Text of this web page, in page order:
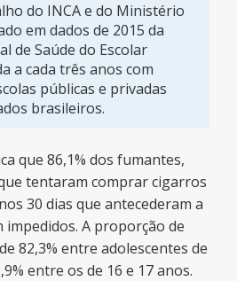
do INCA e do Ministério
em dados de 2015 da
de Saúde do Escolar
a cada três anos com
públicas e privadas
brasileiros.
que 86,1% dos fumantes,
tentaram comprar cigarros
30 dias que antecederam a
A proporção de
82,3% entre adolescentes de
entre os de 16 e 17 anos.